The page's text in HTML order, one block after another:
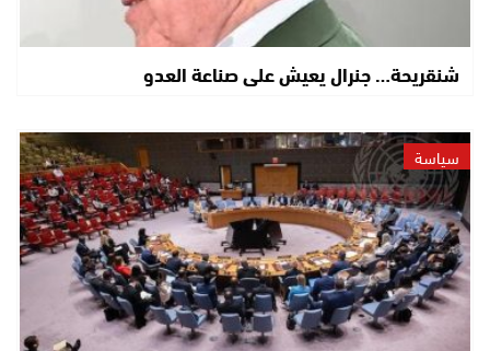
شنقريحة… جنرال يعيش على صناعة العدو
سياسة